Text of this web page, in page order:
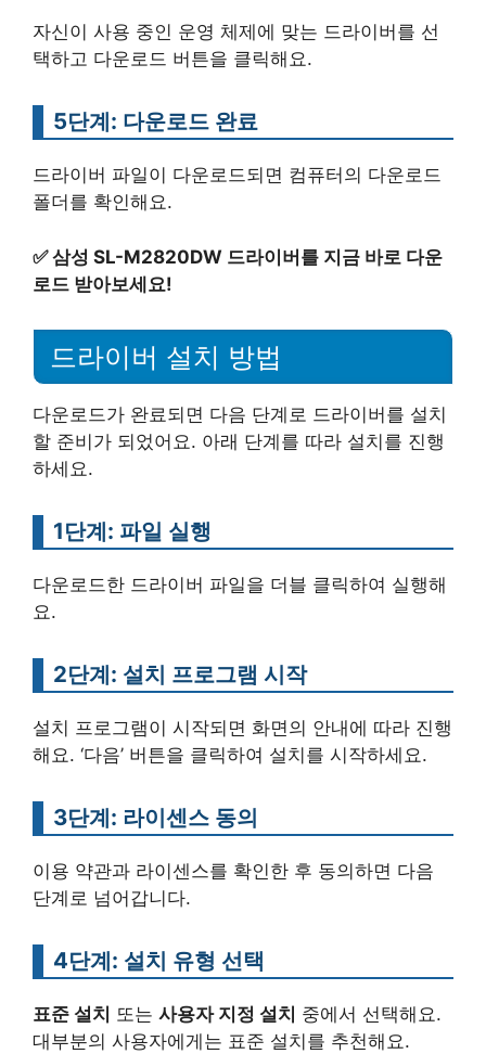
자신이 사용 중인 운영 체제에 맞는 드라이버를 선
택하고 다운로드 버튼을 클릭해요.
5단계: 다운로드 완료
드라이버 파일이 다운로드되면 컴퓨터의 다운로드
폴더를 확인해요.
✅삼성 SL-M2820DW 드라이버를 지금 바로 다운
로드 받아보세요!
드라이버 설치 방법
다운로드가 완료되면 다음 단계로 드라이버를 설치
할 준비가 되었어요. 아래 단계를 따라 설치를 진행
하세요.
1단계: 파일 실행
다운로드한 드라이버 파일을 더블 클릭하여 실행해
요.
2단계: 설치 프로그램 시작
설치 프로그램이 시작되면 화면의 안내에 따라 진행
해요. ‘다음’ 버튼을 클릭하여 설치를 시작하세요.
3단계: 라이센스 동의
이용 약관과 라이센스를 확인한 후 동의하면 다음
단계로 넘어갑니다.
4단계: 설치 유형 선택
표준 설치 또는 사용자 지정 설치 중에서 선택해요.
대부분의 사용자에게는 표준 설치를 추천해요.